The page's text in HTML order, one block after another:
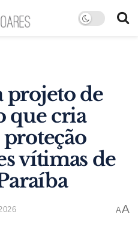
projeto de
que cria
vítimas de
AA